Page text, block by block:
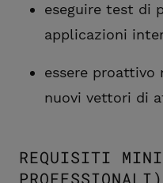
eseguire test di
applicazioni
essere proattivo
nuovi vettori di
REQUISITI
PROFESSIONALI)